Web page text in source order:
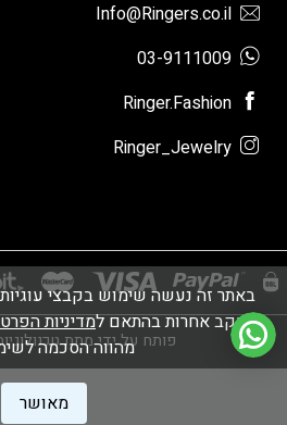
Info@Ringers.co.il
03-9111009
Ringer.Fashion
Ringer_Jewelry
פותח על ידי מתת
מעקב אחרות בהתאם למדיניות
מהווה הסכמה
מאושר